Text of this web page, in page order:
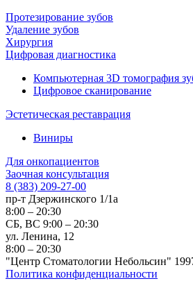
Протезирование зубов
Удаление зубов
Хирургия
Цифровая диагностика
Компьютерная 3D томография
Цифровое сканирование
Эстетическая реставрация
Виниры
Для онкопациентов
Заочная консультация
8 (383) 209-27-00
пр-т Дзержинского 1/1а
8:00 – 20:30
СБ, ВС 9:00 – 20:30
ул. Ленина, 12
8:00 – 20:30
"Центр Стоматологии Небольсин"
Политика конфиденциальности